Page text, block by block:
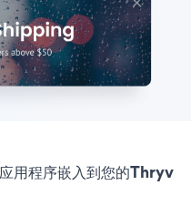
程序嵌入到您的Thryv